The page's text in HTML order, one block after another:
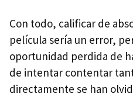
Con todo, calificar de
película sería un error,
oportunidad perdida de
de intentar contentar
directamente se han